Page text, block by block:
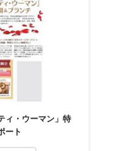
ィ・ウーマン」特
ート